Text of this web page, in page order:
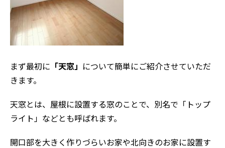
まず最初に 「天窓」
について簡単にご紹介させていただ
きます。
天窓とは、屋根に設置する窓のことで、別名で「トップ
ライト」などとも呼ばれます。
開口部を大きく作りづらいお家や北向きのお家に設置す